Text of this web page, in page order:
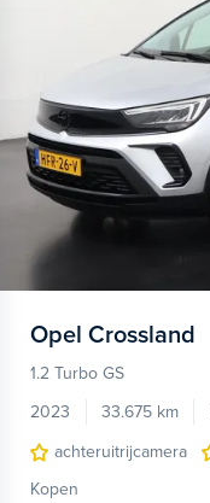
Opel Crossland
1.2 Turbo GS
2023
33.675 km
achteruitrijcamera
Kopen